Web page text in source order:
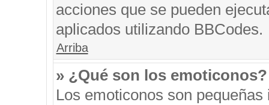
acciones que se pueden
aplicados utilizando BBCodes.
Arriba
» ¿Qué son los emoticonos?
Los emoticonos son